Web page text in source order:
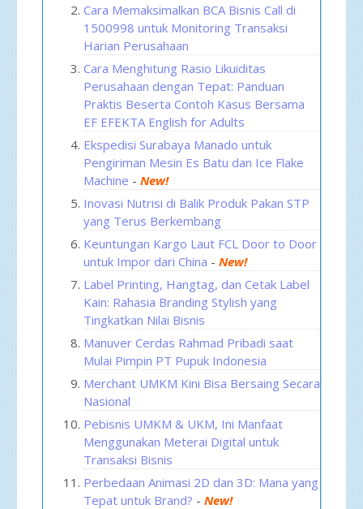
Cara Memaksimalkan BCA Bisnis Call di
1500998 untuk Monitoring Transaksi
Harian Perusahaan
Cara Menghitung Rasio Likuiditas
Perusahaan dengan Tepat: Panduan
Praktis Beserta Contoh Kasus Bersama
EF EFEKTA English for Adults
Ekspedisi Surabaya Manado untuk
Pengiriman Mesin Es Batu dan Ice Flake
Machine - New!
Inovasi Nutrisi di Balik Produk Pakan STP
yang Terus Berkembang
Keuntungan Kargo Laut FCL Door to Door
untuk Impor dari China - New!
Label Printing, Hangtag, dan Cetak Label
Kain: Rahasia Branding Stylish yang
Tingkatkan Nilai Bisnis
Manuver Cerdas Rahmad Pribadi saat
Mulai Pimpin PT Pupuk Indonesia
Merchant UMKM Kini Bisa Bersaing Secara
Nasional
Pebisnis UMKM & UKM, Ini Manfaat
Menggunakan Meterai Digital untuk
Transaksi Bisnis
Perbedaan Animasi 2D dan 3D: Mana yang
Tepat untuk Brand? - New!